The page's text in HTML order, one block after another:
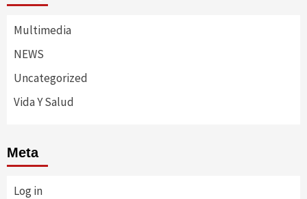
Multimedia
NEWS
Uncategorized
Vida Y Salud
Meta
Log in